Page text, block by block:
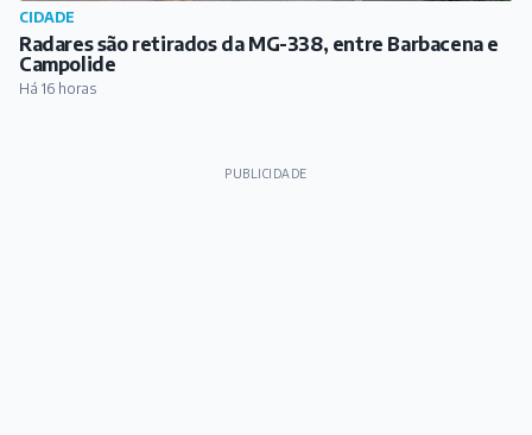
CIDADE
Radares são retirados da MG-338, entre Barbacena e
Campolide
Há 16 horas
PUBLICIDADE